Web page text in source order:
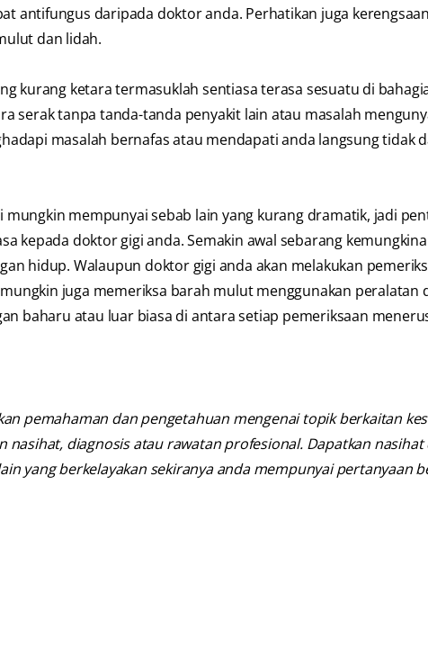
antifungus daripada doktor anda. Perhatikan juga
dan lidah.
kurang ketara termasuklah sentiasa terasa sesuatu di
serak tanpa tanda-tanda penyakit lain atau masalah
masalah bernafas atau mendapati anda langsung tidak
mempunyai sebab lain yang kurang dramatik, jadi
kepada doktor gigi anda. Semakin awal sebarang
hidup. Walaupun doktor gigi anda akan melakukan
juga memeriksa barah mulut menggunakan peralatan
baharu atau luar biasa di antara setiap pemeriksaan
pemahaman dan pengetahuan mengenai topik berkaitan
nasihat, diagnosis atau rawatan profesional. Dapatkan
yang berkelayakan sekiranya anda mempunyai pertanyaan